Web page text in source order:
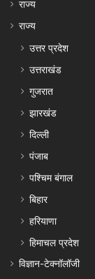
राज्य
राज्य
उत्तर प्रदेश
उत्तराखंड
गुजरात
झारखंड
दिल्ली
पंजाब
पश्चिम बंगाल
बिहार
हरियाणा
हिमाचल प्रदेश
विज्ञान-टेक्नॉलॉजी